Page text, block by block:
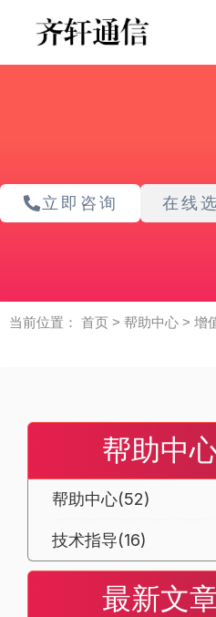
内
立即咨询
在线
当前位置： 首页 > 帮助中心 > 增
帮助中
帮助中心(52)
技术指导(16)
最新文